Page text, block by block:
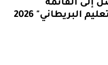
إلى القائمة
البريطاني" 2026